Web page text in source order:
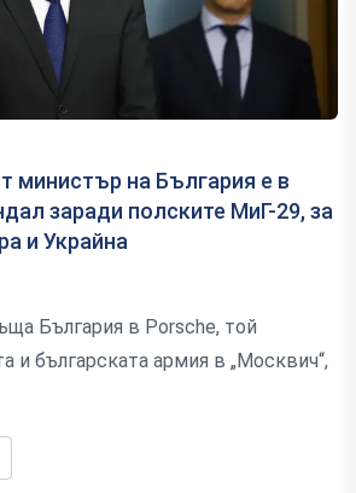
министър на България е в
заради полските МиГ-29, за
и Украйна
България в Porsche, той
и българската армия в „Москвич“,